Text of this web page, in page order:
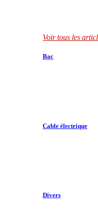
Voir tous les
Bac
Cable électrique
Divers